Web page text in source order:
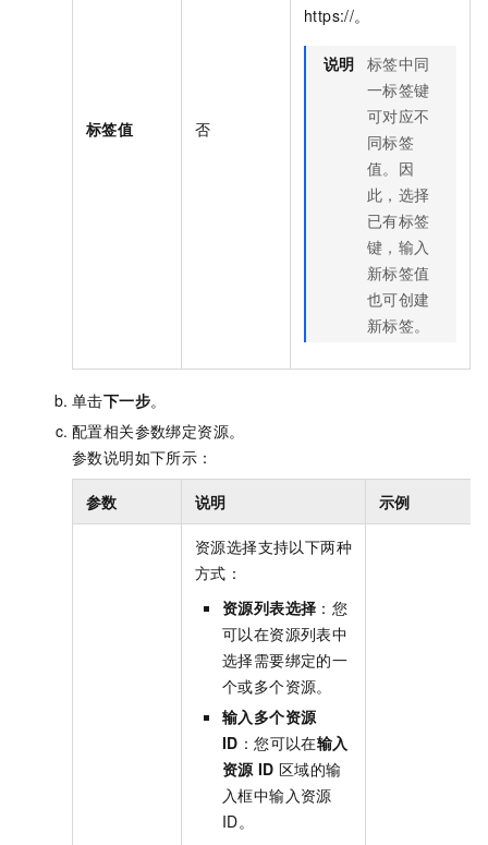
标签值 否
https://。
说明 标签中同
一标签键
可对应不
同标签
值。因
此，选择
已有标签
键，输入
新标签值
也可创建
新标签。
单击下一步。
配置相关参数绑定资源。
参数说明如下所示：
参数 说明 示例
资源选择支持以下两种
方式：
资源列表选择 ：您
可以在资源列表中
选择需要绑定的一
个或多个资源。
输入多个资源
ID ：您可以在输入
资源 ID 区域的输
入框中输入资源
ID。